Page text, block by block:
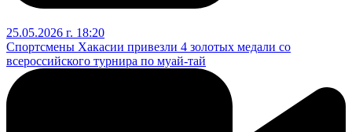
25.05.2026 г. 18:20
Спортсмены Хакасии привезли 4 золотых медали со
всероссийского турнира по муай-тай